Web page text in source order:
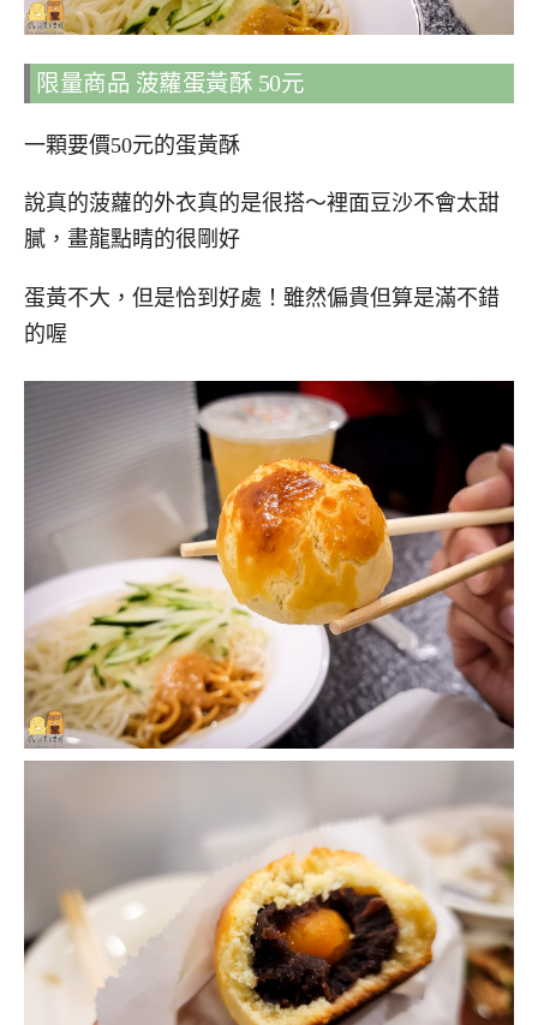
限量商品 菠蘿蛋黃酥 50元
一顆要價50元的蛋黃酥
說真的菠蘿的外衣真的是很搭～裡面豆沙不會太甜
膩，畫龍點睛的很剛好
蛋黃不大，但是恰到好處！雖然偏貴但算是滿不錯
的喔